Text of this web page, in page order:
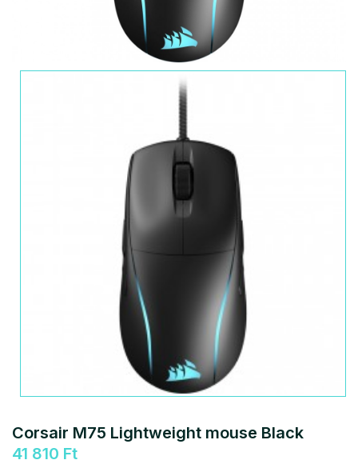
Corsair M75 Lightweight mouse Black
41 810 Ft